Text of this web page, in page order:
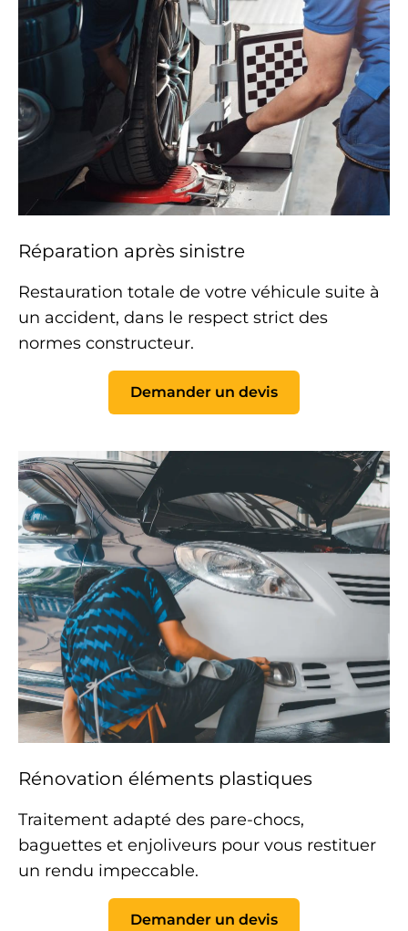
Réparation après sinistre
Restauration totale de votre véhicule suite à
un accident, dans le respect strict des
normes constructeur.
Demander un devis
Rénovation éléments plastiques
Traitement adapté des pare-chocs,
baguettes et enjoliveurs pour vous restituer
un rendu impeccable.
Demander un devis